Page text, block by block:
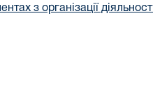
з організації